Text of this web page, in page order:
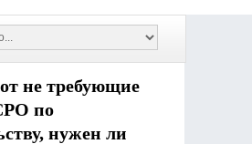
не требующие
по
нужен ли